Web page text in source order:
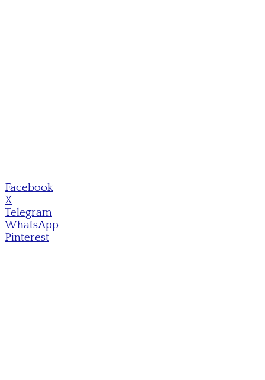
Facebook
X
Telegram
WhatsApp
Pinterest